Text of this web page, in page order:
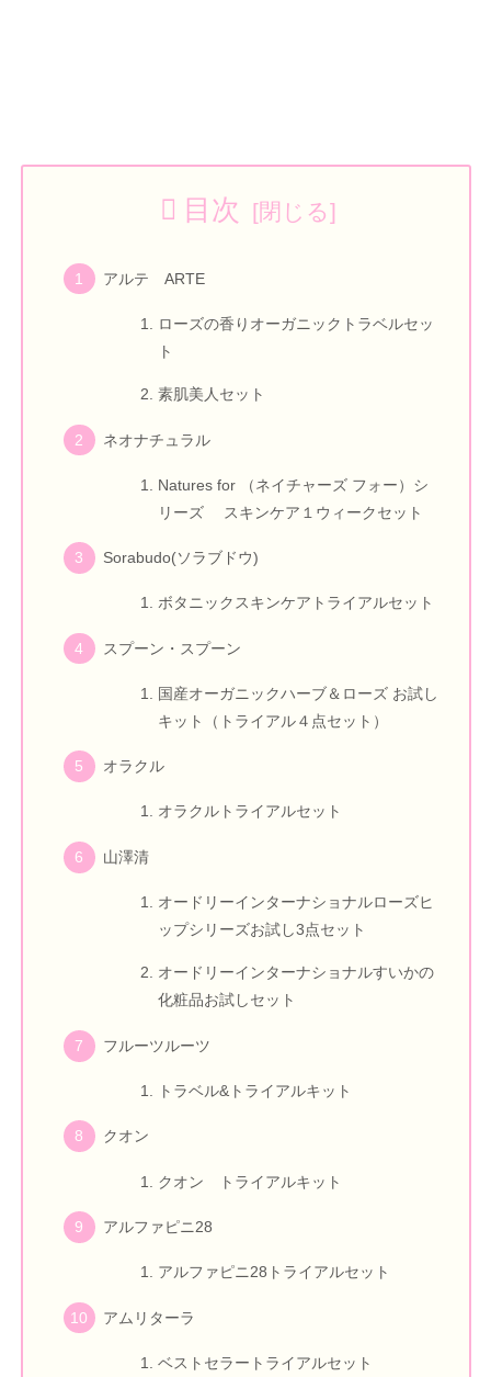
目次
アルテ ARTE
ローズの香りオーガニックトラベルセッ
ト
素肌美人セット
ネオナチュラル
Natures for （ネイチャーズ フォー）シ
リーズ スキンケア１ウィークセット
Sorabudo(ソラブドウ)
ボタニックスキンケアトライアルセット
スプーン・スプーン
国産オーガニックハーブ＆ローズ お試し
キット（トライアル４点セット）
オラクル
オラクルトライアルセット
山澤清
オードリーインターナショナルローズヒ
ップシリーズお試し3点セット
オードリーインターナショナルすいかの
化粧品お試しセット
フルーツルーツ
トラベル&トライアルキット
クオン
クオン トライアルキット
アルファピニ28
アルファピニ28トライアルセット
アムリターラ
ベストセラートライアルセット